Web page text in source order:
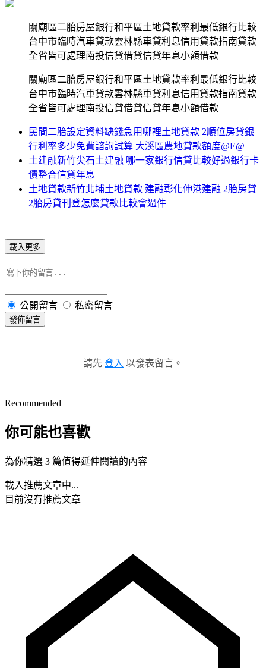
關廟區二胎房屋銀行和平區土地貸款率利最低銀行比較
台中市臨時汽車貸款雲林縣車貸利息信用貸款指南貸款
全省皆可處理南投信貸借貸信貸年息小額借款
關廟區二胎房屋銀行和平區土地貸款率利最低銀行比較
台中市臨時汽車貸款雲林縣車貸利息信用貸款指南貸款
全省皆可處理南投信貸借貸信貸年息小額借款
民間二胎設定資料缺錢急用哪裡土地貸款 2順位房貸銀
行利率多少免費諮詢試算 大溪區農地貸款額度@E@
土建融新竹尖石土建融 哪一家銀行信貸比較好過銀行卡
債整合信貸年息
土地貸款新竹北埔土地貸款 建融彰化伸港建融 2胎房貸
2胎房貸刊登怎麼貸款比較會過件
載入更多
公開留言 私密留言
發佈留言
請先 登入 以發表留言。
Recommended
你可能也喜歡
為你精選 3 篇值得延伸閱讀的內容
載入推薦文章中...
目前沒有推薦文章